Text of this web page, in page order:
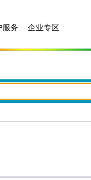
服务 | 企业专区